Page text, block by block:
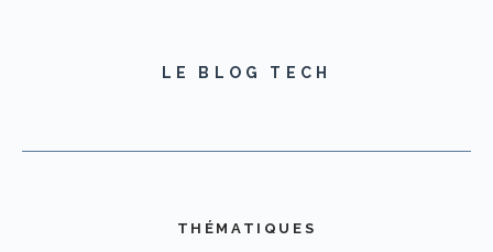
LE BLOG TECH
THÉMATIQUES